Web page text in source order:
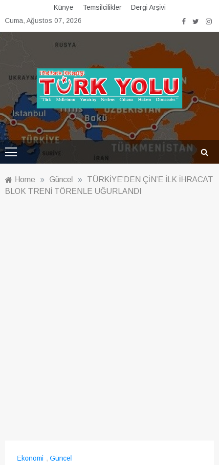
to
Künye Temsilcilikler
Dergi Arşivi
Cuma, Ağustos 07, 2026
Türk Yolu Dergisi
Home » Güncel »
TÜRKİYE’DEN ÇİN’E İLK İHRACAT
BLOK TRENİ TÖRENLE UĞURLANDI
Ekonomi , Güncel